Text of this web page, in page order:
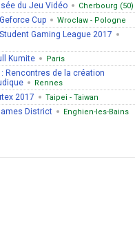
du Jeu Vidéo
Cherbourg (50)
Cup
Wroclaw - Pologne
Gaming League 2017
Kumite
Paris
Rencontres de la création
Rennes
2017
Taipei - Taiwan
District Enghien-les-Bains